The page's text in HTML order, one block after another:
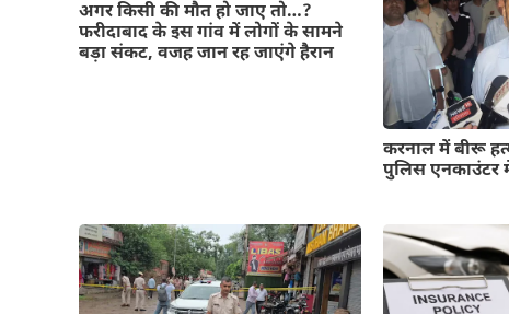
अगर किसी की मौत हो जाए तो…?
फरीदाबाद के इस गांव में लोगों के सामने
बड़ा संकट, वजह जान रह जाएंगे हैरान
करनाल में बीरू
पुलिस एनकाउंटर